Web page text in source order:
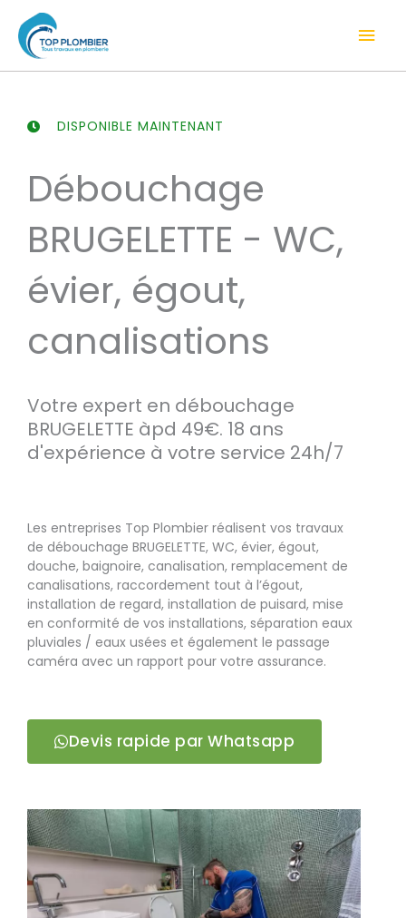
contenu
DISPONIBLE MAINTENANT
Débouchage
BRUGELETTE - WC,
évier, égout,
canalisations
Votre expert en débouchage
BRUGELETTE àpd 49€. 18 ans
d'expérience à votre service 24h/7
Les entreprises Top Plombier réalisent vos travaux
de débouchage BRUGELETTE, WC, évier, égout,
douche, baignoire, canalisation, remplacement de
canalisations, raccordement tout à l’égout,
installation de regard, installation de puisard, mise
en conformité de vos installations, séparation eaux
pluviales / eaux usées et également le passage
caméra avec un rapport pour votre assurance.
Devis rapide par Whatsapp